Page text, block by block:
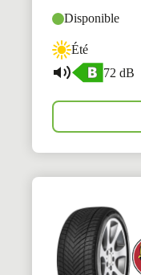
Disponible
Été
72 dB